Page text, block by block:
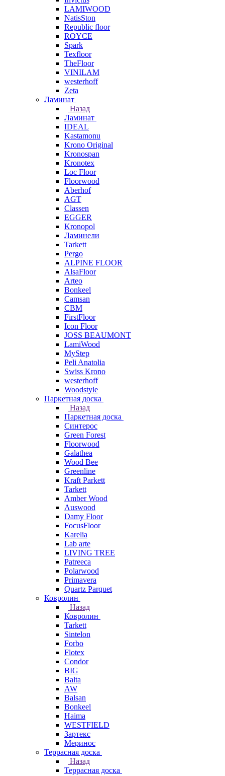
LAMIWOOD
NatisSton
Republic floor
ROYCE
Spark
Texfloor
TheFloor
VINILAM
westerhoff
Zeta
Ламинат
Назад
Ламинат
IDEAL
Kastamonu
Krono Original
Kronospan
Kronotex
Loc Floor
Floorwood
Aberhof
AGT
Classen
EGGER
Kronopol
Ламинели
Tarkett
Pergo
ALPINE FLOOR
AlsaFloor
Arteo
Bonkeel
Camsan
CBM
FirstFloor
Icon Floor
JOSS BEAUMONT
LamiWood
MyStep
Peli Anatolia
Swiss Krono
westerhoff
Woodstyle
Паркетная доска
Назад
Паркетная доска
Синтерос
Green Forest
Floorwood
Galathea
Wood Bee
Greenline
Kraft Parkett
Tarkett
Amber Wood
Auswood
Damy Floor
FocusFloor
Karelia
Lab arte
LIVING TREE
Patreeca
Polarwood
Primavera
Quartz Parquet
Ковролин
Назад
Ковролин
Tarkett
Sintelon
Forbo
Flotex
Condor
BIG
Balta
AW
Balsan
Bonkeel
Haima
WESTFIELD
Зартекс
Меринос
Террасная доска
Назад
Террасная доска